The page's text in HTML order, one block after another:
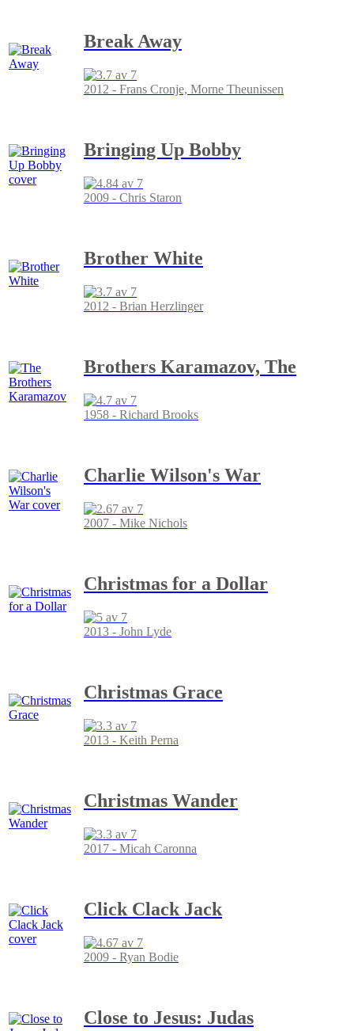
Break Away
2012 - Frans Cronje, Morne Theunissen
Bringing Up Bobby
2009 - Chris Staron
Brother White
2012 - Brian Herzlinger
Brothers Karamazov, The
1958 - Richard Brooks
Charlie Wilson's War
2007 - Mike Nichols
Christmas for a Dollar
2013 - John Lyde
Christmas Grace
2013 - Keith Perna
Christmas Wander
2017 - Micah Caronna
Click Clack Jack
2009 - Ryan Bodie
Close to Jesus: Judas